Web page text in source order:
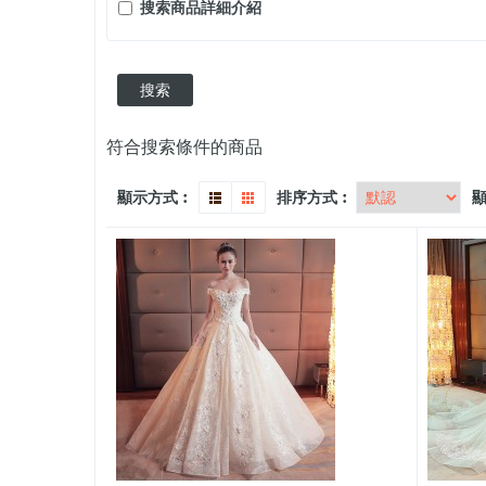
搜索商品詳細介紹
符合搜索條件的商品
顯示方式︰ 排序方式︰